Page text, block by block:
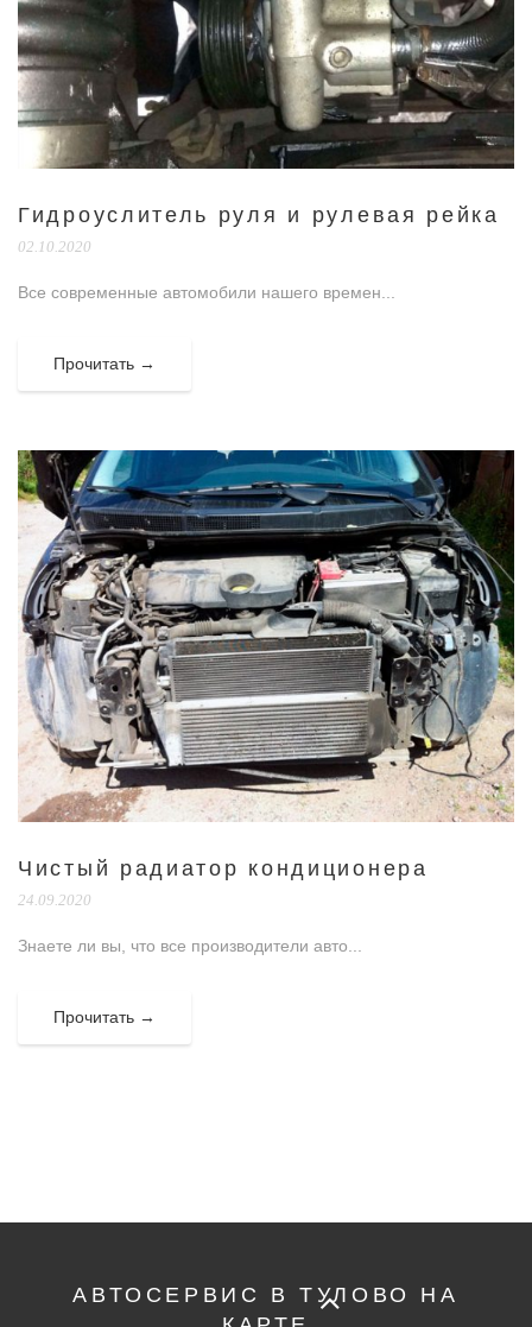
Гидроуслитель руля и рулевая рейка
02.10.2020
Все современные автомобили нашего времен...
Прочитать →
Чистый радиатор кондиционера
24.09.2020
Знаете ли вы, что все производители авто...
Прочитать →
АВТОСЕРВИС В ТУЛОВО НА